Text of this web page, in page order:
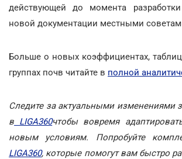
действующей до момента
новой документации местными
Больше о новых коэффициентах,
группах почв читайте в полной
Следите за актуальными изменениями
в LIGA360чтобы вовремя
новым условиям.
Попробуйте
LIGA360, которые помогут вам быстро